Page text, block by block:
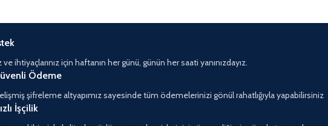
ve ihtiyaçlarınız için haftanın her günü, günün her saati yanınızdayız.
Ödeme
şifreleme altyapımız sayesinde tüm ödemelerinizi gönül rahatlığıyla yapabilirsiniz
İşçilik